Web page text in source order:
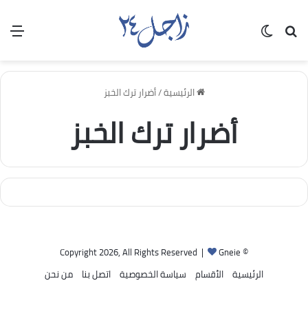
بحث عن
الرئيسية/أضرار ترك الخبز
أضرار ترك الخبز
© Copyright 2026, All Rights Reserved |
Gneie
الرئيسية الأقسام سياسة الخصوصية اتصل بنا من نحن